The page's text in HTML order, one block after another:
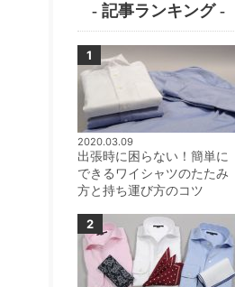
- 記事ランキング -
2020.03.09
出張時に困らない！簡単に
できるワイシャツのたたみ
方と持ち運び方のコツ